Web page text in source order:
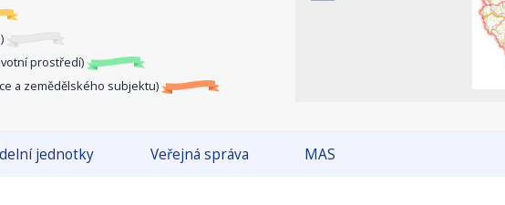
prostředí)
a zemědělského subjektu)
jednotky Veřejná správa MAS